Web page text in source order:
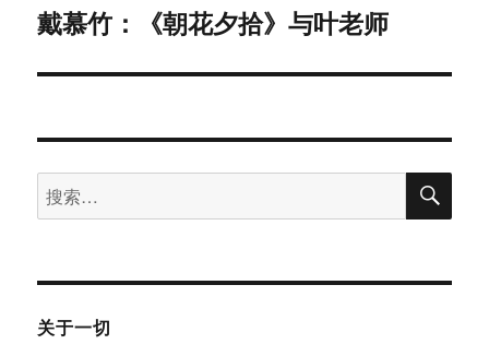
下
文
戴慕竹：《朝花夕拾》与叶老师
搜
索：
搜
关于一切